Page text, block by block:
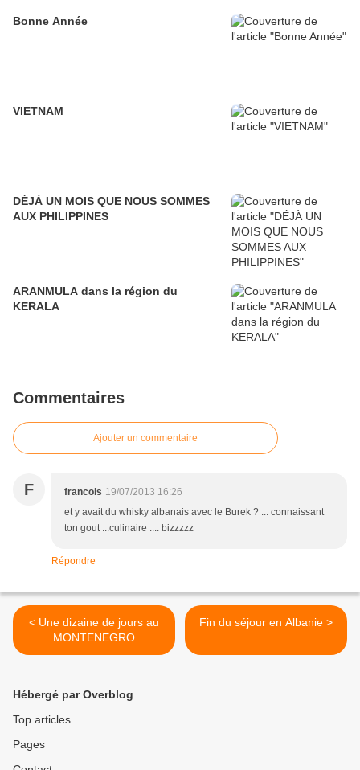
Bonne Année
VIETNAM
DÉJÀ UN MOIS QUE NOUS SOMMES
AUX PHILIPPINES
ARANMULA dans la région du
KERALA
Commentaires
Ajouter un commentaire
F francois 19/07/2013 16:26
et y avait du whisky albanais avec le Burek ? ... connaissant
ton gout ...culinaire .... bizzzzz
Répondre
< Une dizaine de jours au
MONTENEGRO
Fin du séjour en Albanie >
Hébergé par Overblog
Top articles
Pages